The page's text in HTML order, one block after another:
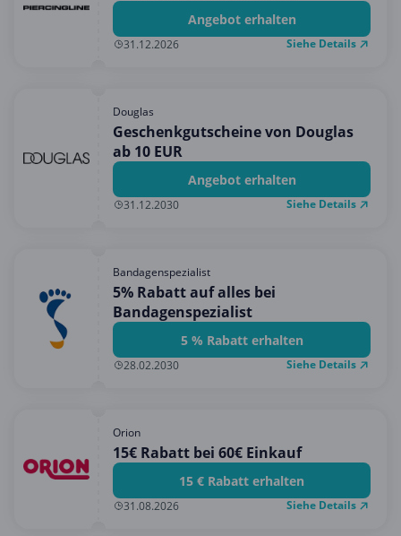
Angebot erhalten
31.12.2026 Siehe Details
Douglas
Geschenkgutscheine von Douglas
ab 10 EUR
Angebot erhalten
31.12.2030 Siehe Details
Bandagenspezialist
5% Rabatt auf alles bei
Bandagenspezialist
5 % Rabatt erhalten
28.02.2030 Siehe Details
Orion
15€ Rabatt bei 60€ Einkauf
15 € Rabatt erhalten
31.08.2026 Siehe Details